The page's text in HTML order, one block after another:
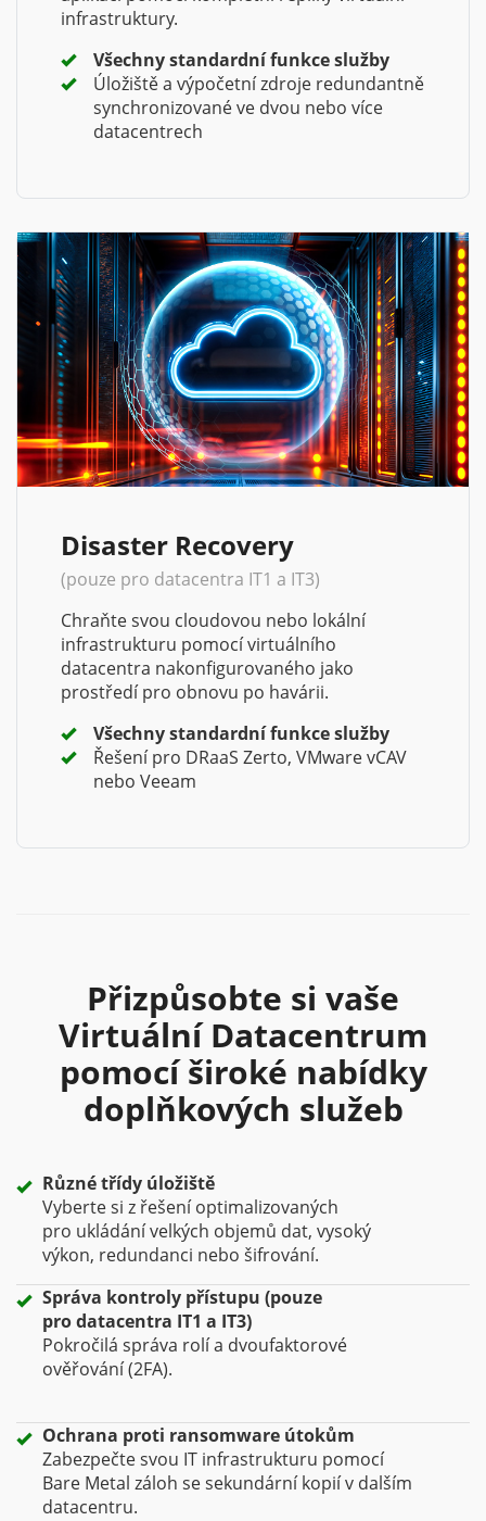
infrastruktury.
Všechny standardní funkce služby
Úložiště a výpočetní zdroje redundantně
synchronizované ve dvou nebo více
datacentrech
Disaster Recovery
(pouze pro datacentra IT1 a IT3)
Chraňte svou cloudovou nebo lokální
infrastrukturu pomocí virtuálního
datacentra nakonfigurovaného jako
prostředí pro obnovu po havárii.
Všechny standardní funkce služby
Řešení pro DRaaS Zerto, VMware vCAV
nebo Veeam
Přizpůsobte si vaše
Virtuální Datacentrum
pomocí široké nabídky
doplňkových služeb
Různé třídy úložiště
Vyberte si z řešení optimalizovaných
pro ukládání velkých objemů dat, vysoký
výkon, redundanci nebo šifrování.
Správa kontroly přístupu (pouze
pro datacentra IT1 a IT3)
Pokročilá správa rolí a dvoufaktorové
ověřování (2FA).
Ochrana proti ransomware útokům
Zabezpečte svou IT infrastrukturu pomocí
Bare Metal záloh se sekundární kopií v dalším
datacentru.